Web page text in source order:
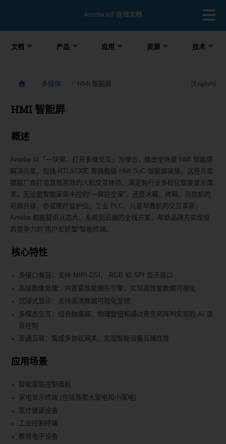
Ameba IoT 在线文档
文档 产品 应用 资源 技术
多媒体 HMI 智能屏 [English]
HMI 智能屏
概述
Ameba 以「一块屏，打开多维交互」为理念，推出全场景 HMI 智能屏
解决方案，包括 RTL8730E 等旗舰级 HMI SoC 智能屏家族。这些方案
赋能厂商打造直观高效的人机交互体验，满足跨行业多样化智能显示需
求。无论是智能家居中控的“一屏控全家”，还是冰箱、烤箱、洗衣机的
彩屏升级，亦或医疗监护仪、工业 PLC、儿童早教机的交互革新，
Ameba 都能提供从芯片、系统到云端的全栈方案，帮助品牌方实现极
具竞争力的“用户友好型”智能终端。
核心特性
多接口兼容：支持 MIPI-DSI、 RGB 和 SPI 显示接口
高级图像处理：内置高性能图形引擎，实现高性能数据可视化
沉浸式显示：支持高清数据可视化呈现
多模态交互：结合触摸屏、物理旋钮和通过麦克风阵列实现的 AI 语
音控制
互通互联：集成多协议网关，实现智能设备互操作性
应用场景
智能家居控制面板
家电显示终端 (包括各类大家电和小家电)
医疗健康设备
工业控制终端
教育电子设备